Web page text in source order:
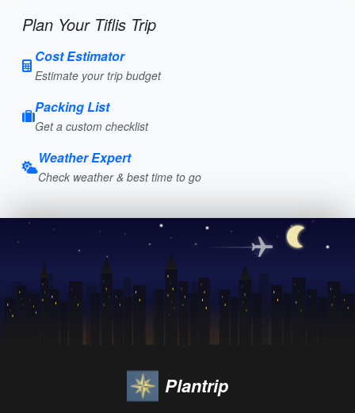
Plan Your Tiflis Trip
Cost Estimator
Estimate your trip budget
Packing List
Get a custom checklist
Weather Expert
Check weather & best time to go
Plantrip